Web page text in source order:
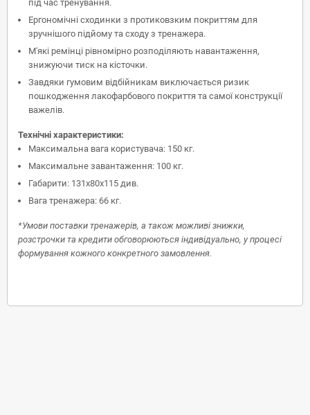
під час тренування.
Ергономічні сходинки з протиковзким покриттям для
зручнішого підйому та сходу з тренажера.
М'які ремінці рівномірно розподіляють навантаження,
знижуючи тиск на кісточки.
Завдяки гумовим відбійникам виключається ризик
пошкодження лакофарбового покриття та самої конструкції
важелів.
Технічні характеристики:
Максимальна вага користувача: 150 кг.
Максимальне завантаження: 100 кг.
Габарити: 131х80х115 див.
Вага тренажера: 66 кг.
*Умови поставки тренажерів, а також можливі знижки,
розстрочки та кредити обговорюються індивідуально, у процесі
формування кожного конкретного замовлення.